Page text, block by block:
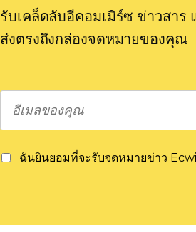
รับเคล็ดลับอีคอมเมิร์ซ ข่าวสา
ส่งตรงถึงกล่องจดหมายของคุณ
ฉันยินยอมที่จะรับจดหมายข่าว